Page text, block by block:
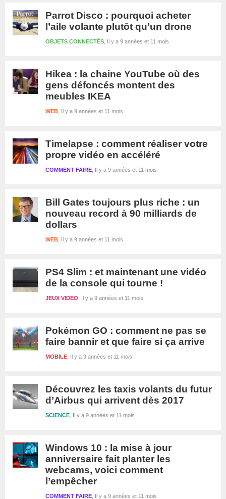
Parrot Disco : pourquoi acheter
l’aile volante plutôt qu’un drone
Il y a 9 années et 11 mois
OBJETS CONNECTÉS
Hikea : la chaine YouTube où des
gens défoncés montent des
meubles IKEA
Il y a 9 années et 11 mois
WEB
Timelapse : comment réaliser votre
propre vidéo en accéléré
Il y a 9 années et 11 mois
COMMENT FAIRE
Bill Gates toujours plus riche : un
nouveau record à 90 milliards de
dollars
Il y a 9 années et 11 mois
WEB
PS4 Slim : et maintenant une vidéo
de la console qui tourne !
Il y a 9 années et 11 mois
JEUX VIDEO
Pokémon GO : comment ne pas se
faire bannir et que faire si ça arrive
Il y a 9 années et 11 mois
MOBILE
Découvrez les taxis volants du futur
d’Airbus qui arrivent dès 2017
Il y a 9 années et 11 mois
SCIENCE
Windows 10 : la mise à jour
anniversaire fait planter les
webcams, voici comment
l’empêcher
Il y a 9 années et 11 mois
COMMENT FAIRE